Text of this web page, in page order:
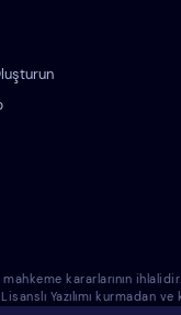
kararlarının
Yazılımı kurmadan